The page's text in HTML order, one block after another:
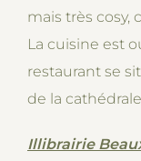
mais très cosy,
La cuisine est
restaurant se
de la
Illibrairie